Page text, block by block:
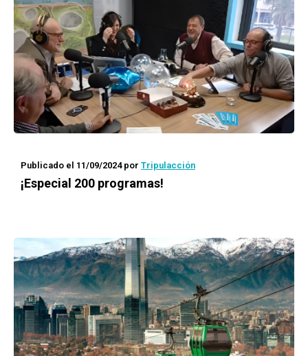
Publicado el 11/09/2024por Tripulacción
¡Especial 200 programas!